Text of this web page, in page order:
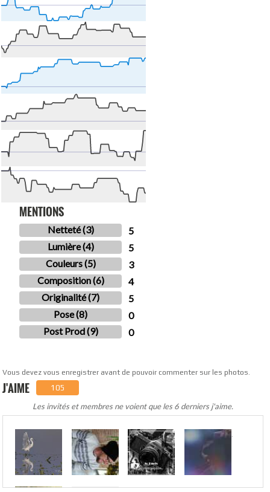
MENTIONS
Netteté (3)
5
Lumière (4)
5
Couleurs (5)
3
Composition (6)
4
Originalité (7)
5
Pose (8)
0
Post Prod (9)
0
Vous devez vous enregistrer avant de pouvoir commenter sur les photos.
J'AIME 105
Les invités et membres ne voient que les 6 derniers j'aime.
.